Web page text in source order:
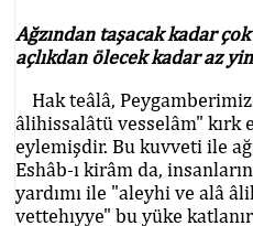
Ağzından taşacak kadar
açlıkdan ölecek kadar az
Hak teâlâ,
âlihissalâtü vesselâm" kırk
eylemişdir. Bu kuvveti ile
Eshâb-ı kirâm da,
yardımı ile "aleyhi ve alâ
vettehıyye" bu yüke